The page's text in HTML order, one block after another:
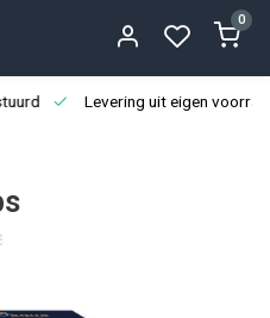
0
Levering uit eigen